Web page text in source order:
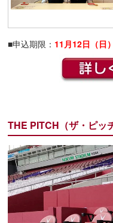
■申込期限： 11 月12日（日
THE PITCH（ザ・ピッ